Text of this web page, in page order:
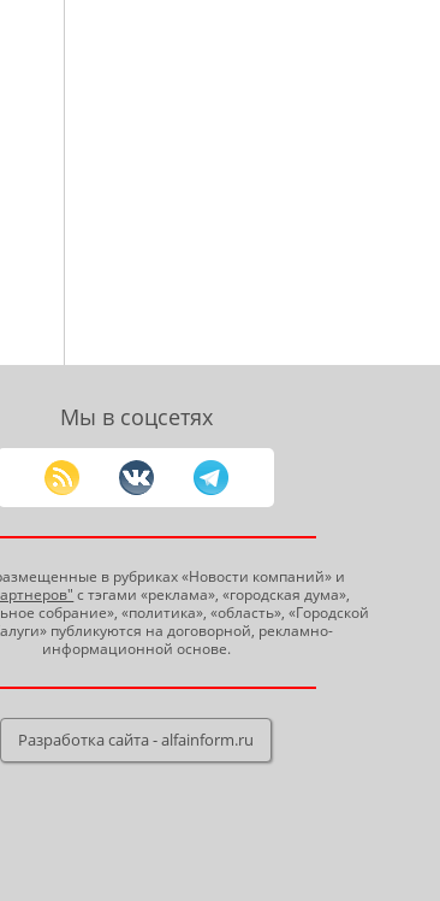
Мы в соцсетях
в рубриках «Новости компаний» и
с тэгами «реклама», «городская дума»,
собрание», «политика», «область», «Городской
публикуются на договорной, рекламно-
информационной основе.
Разработка сайта - alfainform.ru